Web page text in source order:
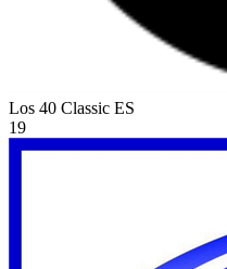
Los 40 Classic ES
19